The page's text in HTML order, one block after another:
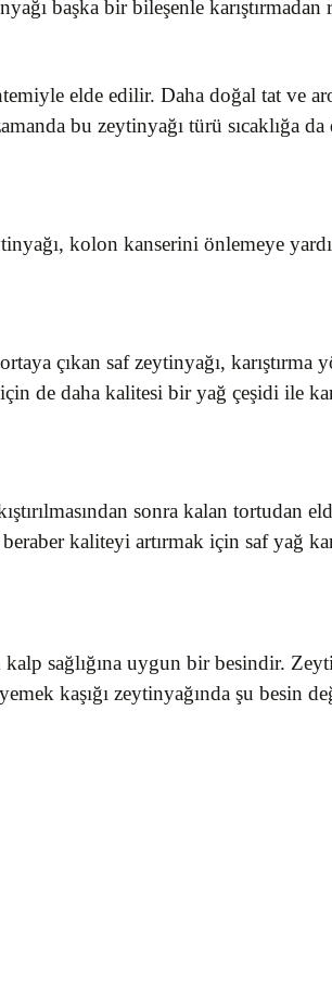
başka bir bileşenle
elde edilir. Daha doğal tat ve
bu zeytinyağı türü sıcaklığa da
kolon kanserini önlemeye
çıkan saf zeytinyağı,
de daha kalitesi bir yağ çeşidi ile
sonra kalan tortudan
kaliteyi artırmak için saf yağ
sağlığına uygun bir besindir.
kaşığı zeytinyağında şu besin